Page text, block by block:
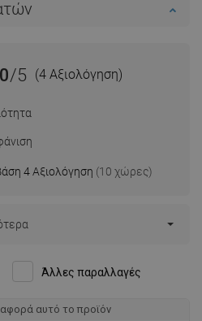
/5 (4 Αξιολόγηση)
4 Αξιολόγηση (10 χώρες)
Άλλες παραλλαγές
αυτό το προϊόν